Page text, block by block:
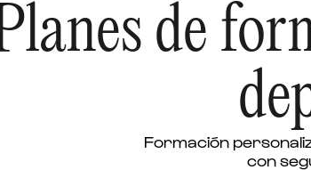
de
Formación
con